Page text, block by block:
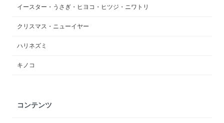
イースター・うさぎ・ヒヨコ・ヒツジ・ニワトリ
クリスマス・ニューイヤー
ハリネズミ
キノコ
コンテンツ